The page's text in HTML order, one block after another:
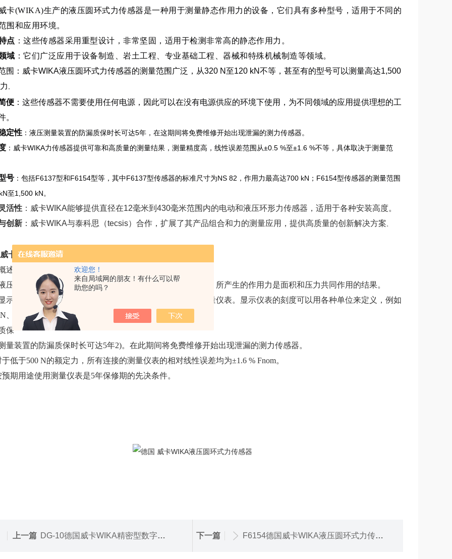
欢迎您！
来自局域网的朋友！有什么可以帮
助您的吗？
卡(WIKA)生产的液压圆环式力传感器是一种用于测量静态作用力的设备，它们具有多种型号，适用于不同的
围和应用环境。
点 ：这些传感器采用重型设计，非常坚固，适用于检测非常高的静态作用力。
域 ：它们广泛应用于设备制造、岩土工程、专业基础工程、器械和特殊机械制造等领域。
围 ：威卡WIKA液压圆环式力传感器的测量范围广泛，从320 N至120 kN不等，甚至有的型号可以测量高达1,500
便：这些传感器不需要使用任何电源，因此可以在没有电源供应的环境下使用，为不同领域的应用提供理想的工
。
定性：液压测量装置的防漏质保时长可达5年，在这期间将免费维修开始出现泄漏的测力传感器。
：威卡WIKA力传感器提供可靠和高质量的测量结果，测量精度高，线性误差范围从±0.5 %至±1.6 %不等，具体取决于测量范
号：包括F6137型和F6154型等，其中F6137型传感器的标准尺寸为NS 82，作用力最高达700 kN；F6154型传感器的测量范围
至1,500 kN。
活性：威卡WIKA能够提供直径在12毫米到430毫米范围内的电动和液压环形力传感器，适用于各种安装高度。
创新：威卡WIKA与泰科思（tecsis）合作，扩展了其产品组合和力的测量应用，提供高质量的创新解决方案
卡WIKA液压圆环式力传感器
述：
压力测量利用不同密封件的活塞外壳组合作为传感器单元。所产生的作用力是面积和压力共同作用的结果。
示压力，可使用压力表、压力传感器或带接触器的压力测量仪表。显示仪表的刻度可以用各种单位来定义，例如
、kg和t。
保
量装置的防漏质保时长可达5年2)。在此期间将免费维修开始出现泄漏的测力传感器。
低于500 N的额定力，所有连接的测量仪表的相对线性误差均为±1.6 % Fnom。
预期用途使用测量仪表是5年保修期的先决条件。
上一篇 DG-10德国威卡WIKA精密型数字压力表 下一篇 F6154德国威卡WIKA液压圆环式力传感器